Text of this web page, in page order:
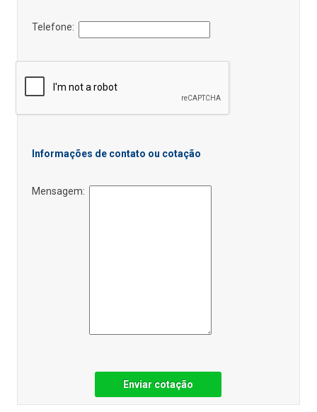
Telefone:
Informações de contato ou cotação
Mensagem:
Enviar cotação